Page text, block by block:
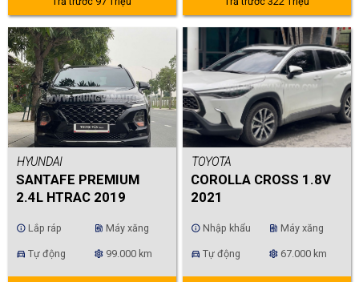
HYUNDAI
SANTAFE PREMIUM
2.4L HTRAC 2019
info Lắp ráp ev_station Máy xăng
directions_car Tự động settings 99.000 km
TOYOTA
COROLLA CROSS 1.8V
2021
info Nhập khẩu ev_station Máy xăng
directions_car Tự động settings 67.000 km